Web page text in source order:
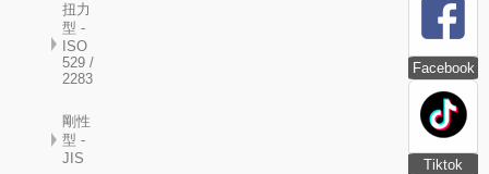
Facebook
Tiktok
扭力
型 -
ISO
529 /
2283
剛性
型 -
JIS